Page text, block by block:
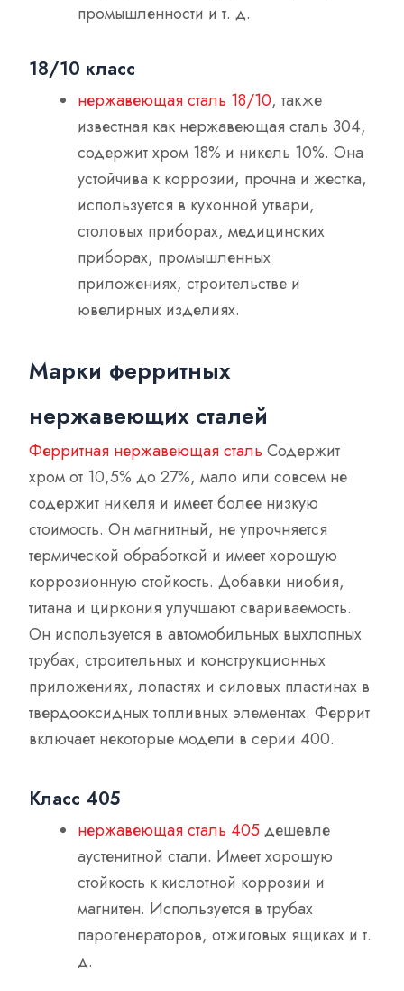
промышленности и т. д.
18/10 класс
нержавеющая сталь 18/10, также
известная как нержавеющая сталь 304,
содержит хром 18% и никель 10%. Она
устойчива к коррозии, прочна и жестка,
используется в кухонной утвари,
столовых приборах, медицинских
приборах, промышленных
приложениях, строительстве и
ювелирных изделиях.
Марки ферритных
нержавеющих сталей
Ферритная нержавеющая сталь Содержит
хром от 10,5% до 27%, мало или совсем не
содержит никеля и имеет более низкую
стоимость. Он магнитный, не упрочняется
термической обработкой и имеет хорошую
коррозионную стойкость. Добавки ниобия,
титана и циркония улучшают свариваемость.
Он используется в автомобильных выхлопных
трубах, строительных и конструкционных
приложениях, лопастях и силовых пластинах в
твердооксидных топливных элементах. Феррит
включает некоторые модели в серии 400.
Класс 405
нержавеющая сталь 405дешевле
аустенитной стали. Имеет хорошую
стойкость к кислотной коррозии и
магнитен. Используется в трубах
парогенераторов, отжиговых ящиках и т.
д.